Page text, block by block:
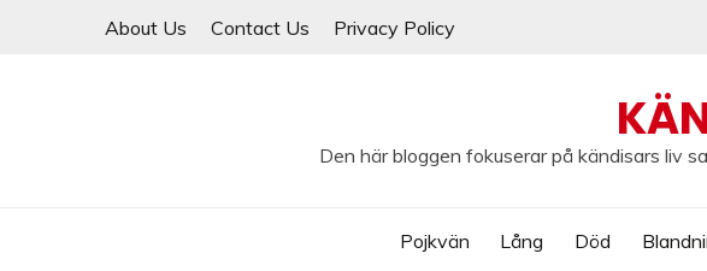
About Us Contact Us Privacy Policy
Den här bloggen fokuserar på kändisars liv
Pojkvän Lång Död